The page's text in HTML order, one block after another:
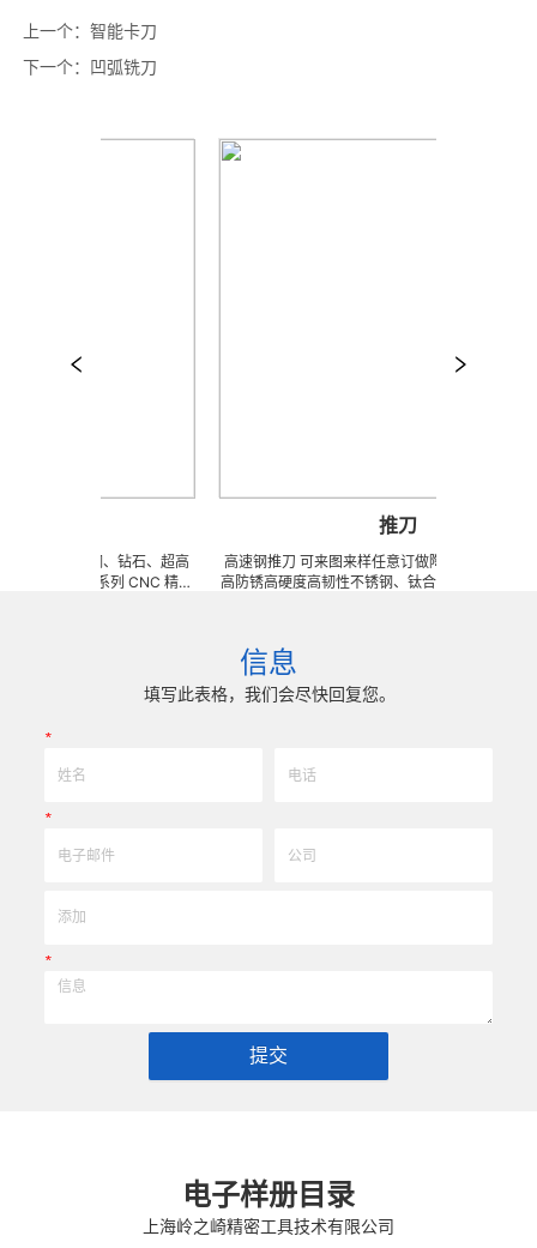
上一个： 智能卡刀
下一个： 凹弧铣刀
瓷、钨钢、钻石、超高
金、钛等系列 CNC 精密
推刀
高速钢推刀 可来图来样任意订做陶瓷、钨钢、钻石、
高防锈高硬度高韧性不锈钢、钛合金、钛等系列 CNC
长、超薄、超耐磨、耐冲击、高精密度、组合成 型的
工，具有完美的刃口品质和高可至士 0.0005mm( ±
0.5um) 的尺寸公差，实现高效率、低成本的应用。
信息
填写此表格，我们会尽快回复您。
*
*
*
提交
电子样册目录
上海岭之崎精密工具技术有限公司